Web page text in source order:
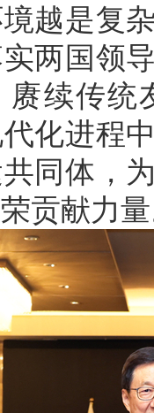
越是复
两国领
赓续传统
化进程
同体，
贡献力